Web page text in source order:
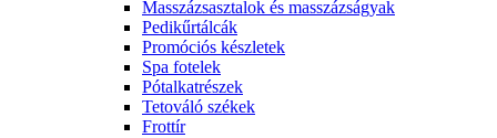
Masszázsasztalok és masszázságyak
Pedikűrtálcák
Promóciós készletek
Spa fotelek
Pótalkatrészek
Tetováló székek
Frottír